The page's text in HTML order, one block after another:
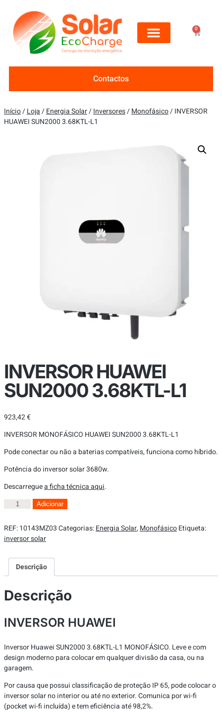
0
Contactos
Início/Loja/Energia Solar/Inversores/Monofásico/ INVERSOR
HUAWEI SUN2000 3.68KTL-L1
INVERSOR HUAWEI
SUN2000 3.68KTL-L1
923,42€
INVERSOR MONOFÁSICO HUAWEI SUN2000 3.68KTL-L1
Pode conectar ou não a baterias compatíveis, funciona como híbrido.
Potência do inversor solar 3680w.
Descarreguea ficha técnica aqui.
Adicionar
REF:10143MZ03Categorias:Energia Solar,MonofásicoEtiqueta:
inversor solar
Descrição
Descrição
INVERSOR HUAWEI
Inversor Huawei SUN2000 3.68KTL-L1 MONOFÁSICO. Leve e com
design moderno para colocar em qualquer divisão da casa, ou na
garagem.
Por causa que possui classificação de proteção IP 65, pode colocar o
inversor solar no interior ou até no exterior. Comunica por wi-fi
(pocket wi-fi incluída) e tem eficiência até 98,2%.